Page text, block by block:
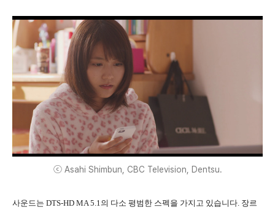
ⓒ Asahi Shimbun, CBC Television, Dentsu.
사운드는 DTS-HD MA 5.1의 다소 평범한 스펙을 가지고 있습니다. 장르